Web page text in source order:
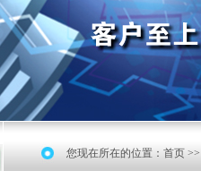
您现在所在的位置： 首页